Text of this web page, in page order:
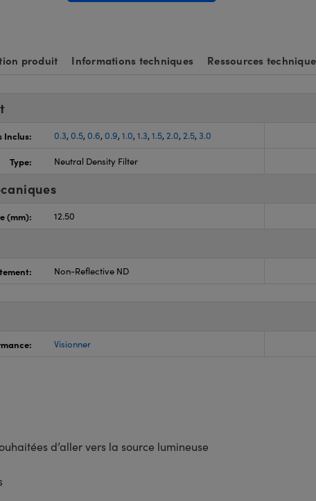
produit Informations techniques Ressources
Inclus: 0.3,0.5,0.6,0.9,1.0,1.3,1.5,2.0,2.5,3.0
Type: Neutral Density Filter
(mm): 12.50
Non-Reflective ND
Visionner
d’aller vers la source lumineuse